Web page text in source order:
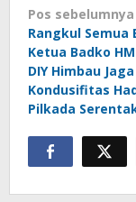
Navigasi
pos
Pos sebelumnya
Rangkul Semua
Ketua Badko
DIY Himbau Jaga
Kondusifitas
Pilkada